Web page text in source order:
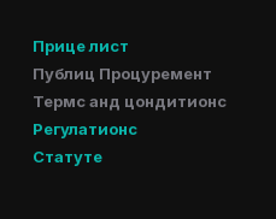
Прице лист
Публиц Процуремент
Термс анд цондитионс
Регулатионс
Статуте